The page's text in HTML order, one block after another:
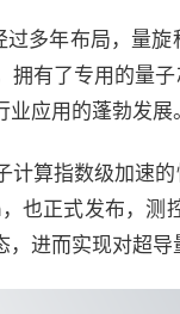
过多年布局，量
有了专用的量
业应用的蓬勃发展
计算指数级加速
也正式发布，
进而实现对超